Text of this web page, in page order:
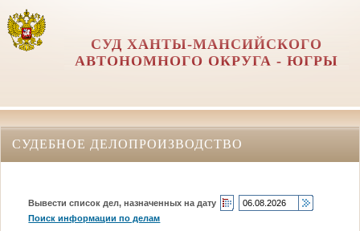
СУД ХАНТЫ-МАНСИЙСКОГО
АВТОНОМНОГО ОКРУГА - ЮГРЫ
СУДЕБНОЕ ДЕЛОПРОИЗВОДСТВО
Вывести список дел, назначенных на дату
Поиск информации по делам